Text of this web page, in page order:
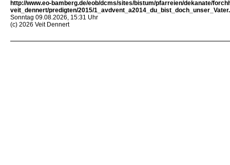
http://www.eo-bamberg.de/eob/dcms/sites/bistum/pfarreien/dekanate/
veit_dennert/predigten/2015/
Sonntag 09.08.2026, 15:31 Uhr
(c) 2026 Veit Dennert